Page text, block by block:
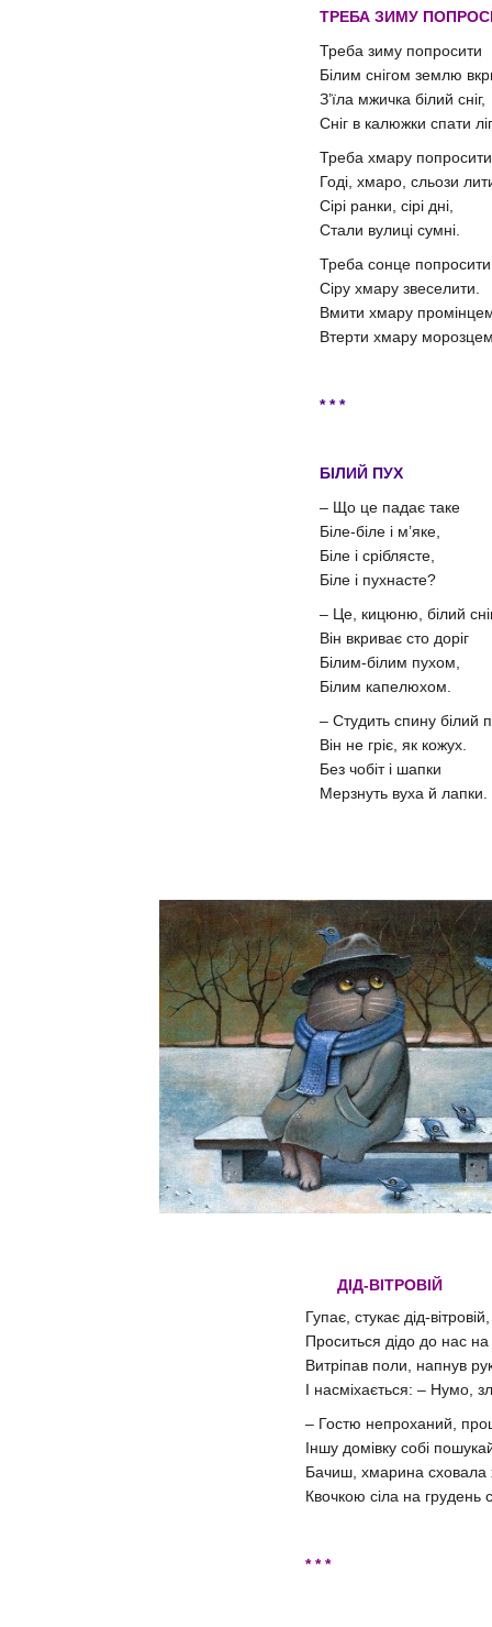
ТРЕБА ЗИМУ
Треба зиму попросити
Білим снігом землю
З’їла мжичка білий сніг,
Сніг в калюжки спати
Треба хмару
Годі, хмаро, сльози
Сірі ранки, сірі дні,
Стали вулиці сумні.
Треба сонце попросити
Сіру хмару звеселити.
Вмити хмару
Втерти хмару
* * *
БІЛИЙ ПУХ
– Що це падає таке
Біле-біле і м’яке,
Біле і сріблясте,
Біле і пухнасте?
– Це, кицюню, білий
Він вкриває сто доріг
Білим-білим пухом,
Білим капелюхом.
– Студить спину білий
Він не гріє, як кожух.
Без чобіт і шапки
Мерзнуть вуха й лапки.
ДІД-ВІТРОВІЙ
Гупає, стукає дід-вітровій,
Проситься дідо до нас на
Витріпав поли, напнув
І насміхається: – Нумо,
– Гостю непроханий,
Іншу домівку собі
Бачиш, хмарина сховала
Квочкою сіла на грудень
* * *